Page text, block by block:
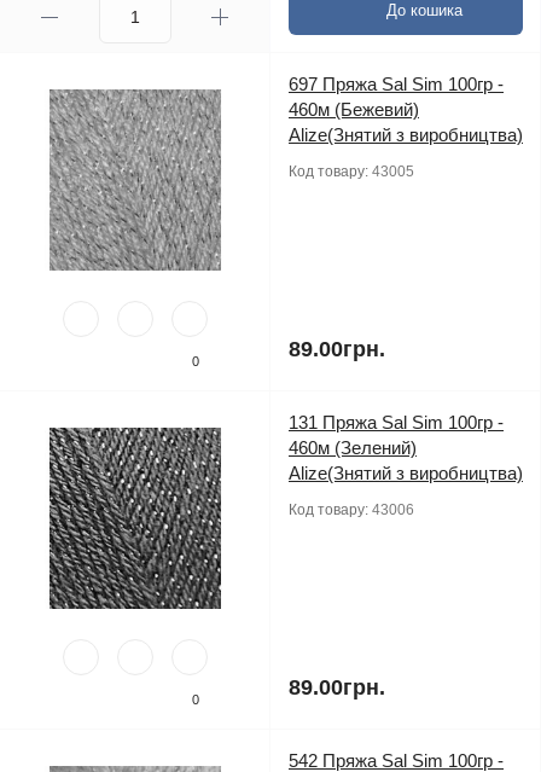
До кошика
0
697 Пряжа Sal Sim 100гр -
460м (Бежевий)
Alize(Знятий з виробництва)
Код товару: 43005
89.00грн.
0
131 Пряжа Sal Sim 100гр -
460м (Зелений)
Alize(Знятий з виробництва)
Код товару: 43006
89.00грн.
542 Пряжа Sal Sim 100гр -